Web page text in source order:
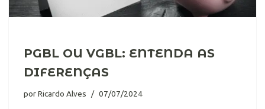
PGBL OU VGBL: ENTENDA AS
DIFERENÇAS
porRicardo Alves 07/07/2024